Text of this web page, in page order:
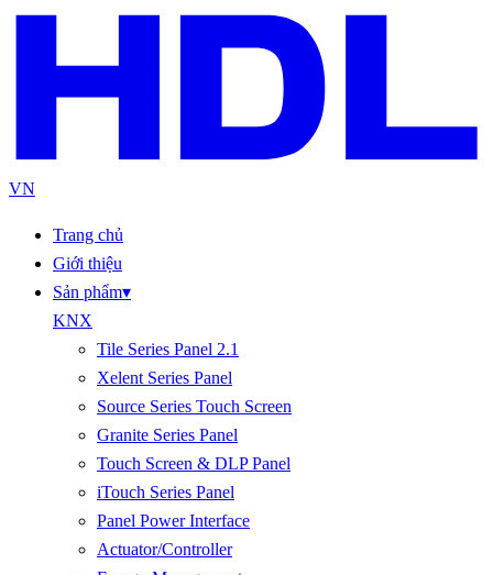
VN
Trang chủ
Giới thiệu
Sản phẩm▾
KNX
Tile Series Panel 2.1
Xelent Series Panel
Source Series Touch Screen
Granite Series Panel
Touch Screen & DLP Panel
iTouch Series Panel
Panel Power Interface
Actuator/Controller